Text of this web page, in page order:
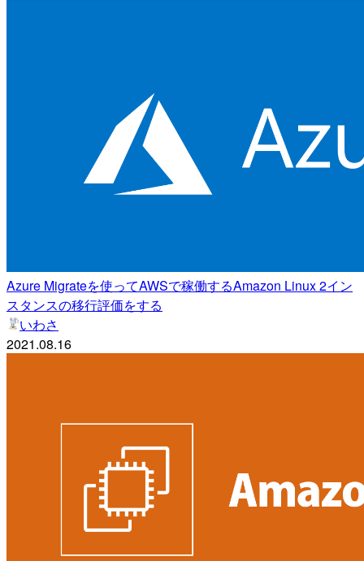
Azure Migrateを使ってAWSで稼働するAmazon Linux 2イン
スタンスの移行評価をする
いわさ
2021.08.16